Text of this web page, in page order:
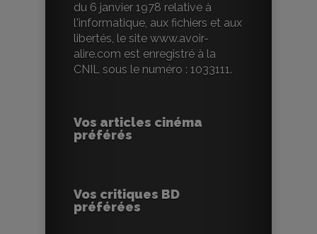
du 6 janvier 1978 relative à
l'informatique, aux fichiers et aux
libertés, le site www.avoir-
alire.com est enregistré à la
CNIL sous le numéro : 1033111.
Vos articles cinéma
préférés
Vos critiques BD
préférées